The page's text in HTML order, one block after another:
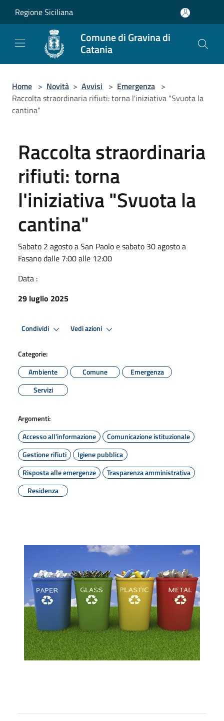
Regione Siciliana
Comune di Gravina di
Catania
Home > Novità > Avvisi > Emergenza >
Raccolta straordinaria rifiuti: torna l'iniziativa "Svuota la
cantina"
Raccolta straordinaria
rifiuti: torna
l'iniziativa "Svuota la
cantina"
Sabato 2 agosto a San Paolo e sabato 30 agosto a
Fasano dalle 7:00 alle 12:00
Data :
29 luglio 2025
Condividi Vedi azioni
Categorie:
Ambiente
Comune
Emergenza
Servizi
Argomenti:
Accesso all'informazione
Comunicazione istituzionale
Gestione rifiuti
Igiene pubblica
Risposta alle emergenze
Trasparenza amministrativa
Residenza